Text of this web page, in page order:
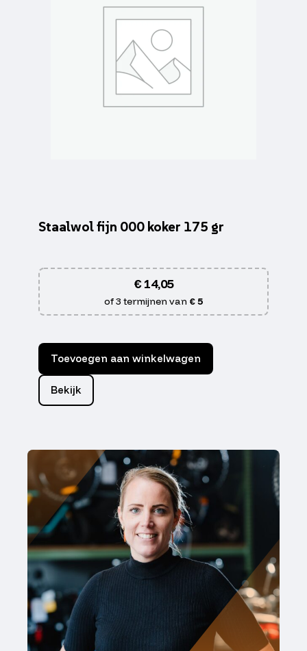
Staalwol fijn 000 koker 175 gr
€14,05
of 3 termijnen van € 5
Toevoegen aan winkelwagen
Bekijk